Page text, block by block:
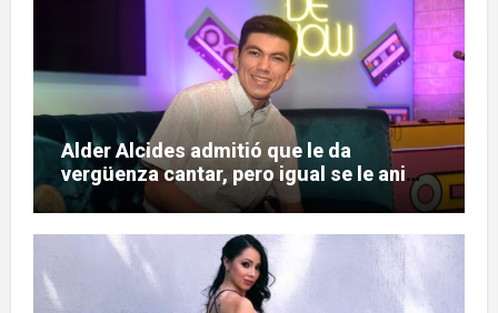
Alder Alcides admitió que le da
vergüenza cantar, pero igual se le animó
a Soda Stereo